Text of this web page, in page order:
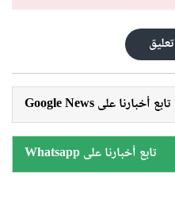
Google News تابع أخبارنا على
Whatsapp تابع أخبارنا على